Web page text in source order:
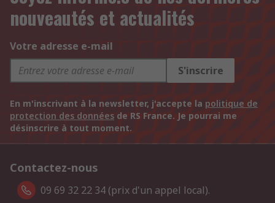
nouveautés et actualités
Votre adresse e-mail
S'inscrire
En m'inscrivant à la newsletter, j'accepte la politique de
protection des données de RS France. Je pourrai me
désinscrire à tout moment.
Contactez-nous
09 69 32 22 34 (prix d'un appel local).